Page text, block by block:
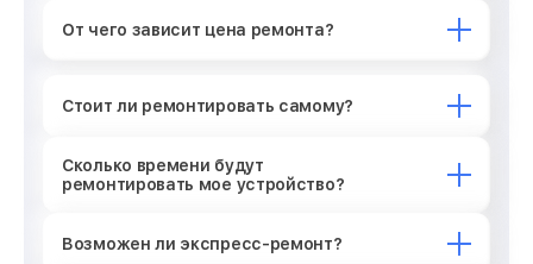
От чего зависит цена ремонта?
Стоит ли ремонтировать самому?
Сколько времени будут
ремонтировать мое устройство?
Возможен ли экспресс-ремонт?